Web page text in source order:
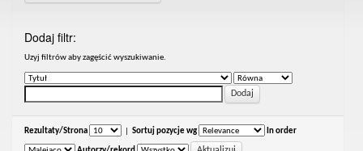
Dodaj filtr:
Uzyj filtrów aby zagęścić wyszukiwanie.
Rezultaty/Strona Sortuj pozycje wg In order